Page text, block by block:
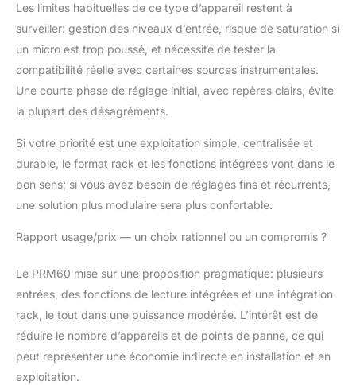
Les limites habituelles de ce type d’appareil restent à
surveiller: gestion des niveaux d’entrée, risque de saturation si
un micro est trop poussé, et nécessité de tester la
compatibilité réelle avec certaines sources instrumentales.
Une courte phase de réglage initial, avec repères clairs, évite
la plupart des désagréments.
Si votre priorité est une exploitation simple, centralisée et
durable, le format rack et les fonctions intégrées vont dans le
bon sens; si vous avez besoin de réglages fins et récurrents,
une solution plus modulaire sera plus confortable.
Rapport usage/prix — un choix rationnel ou un compromis ?
Le PRM60 mise sur une proposition pragmatique: plusieurs
entrées, des fonctions de lecture intégrées et une intégration
rack, le tout dans une puissance modérée. L’intérêt est de
réduire le nombre d’appareils et de points de panne, ce qui
peut représenter une économie indirecte en installation et en
exploitation.